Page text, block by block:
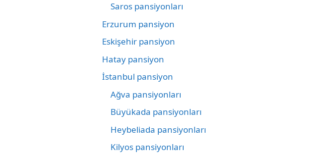
Saros pansiyonları
Erzurum pansiyon
Eskişehir pansiyon
Hatay pansiyon
İstanbul pansiyon
Ağva pansiyonları
Büyükada pansiyonları
Heybeliada pansiyonları
Kilyos pansiyonları